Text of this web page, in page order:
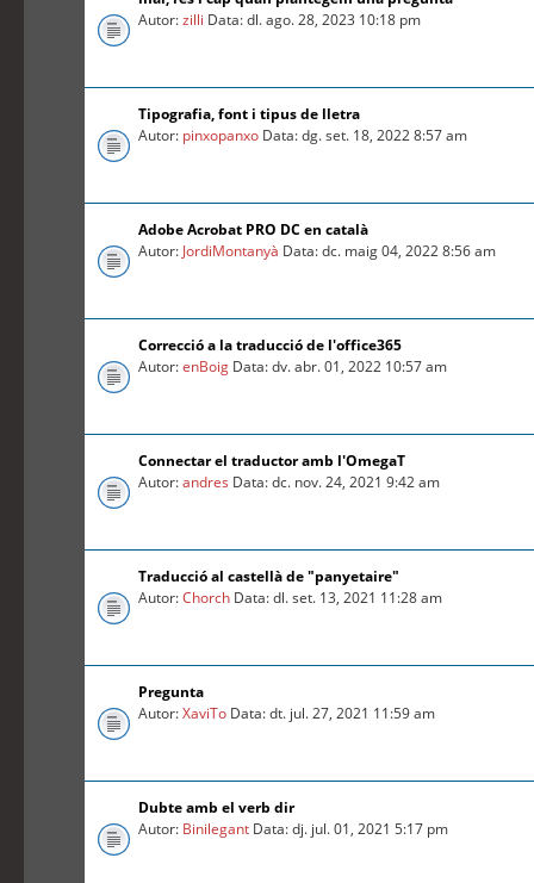
Autor:zilli Data: dl. ago. 28, 2023 10:18 pm
Tipografia, font i tipus de lletra
Autor: pinxopanxo Data: dg. set. 18, 2022 8:57 am
Adobe Acrobat PRO DC en català
Autor: JordiMontanyà Data: dc. maig 04, 2022 8:56 am
Correcció a la traducció de l'office365
Autor:enBoig Data: dv. abr. 01, 2022 10:57 am
Connectar el traductor amb l'OmegaT
Autor:andres Data: dc. nov. 24, 2021 9:42 am
Traducció al castellà de "panyetaire"
Autor:Chorch Data: dl. set. 13, 2021 11:28 am
Pregunta
Autor:XaviTo Data: dt. jul. 27, 2021 11:59 am
Dubte amb el verb dir
Autor: Binilegant Data: dj. jul. 01, 2021 5:17 pm